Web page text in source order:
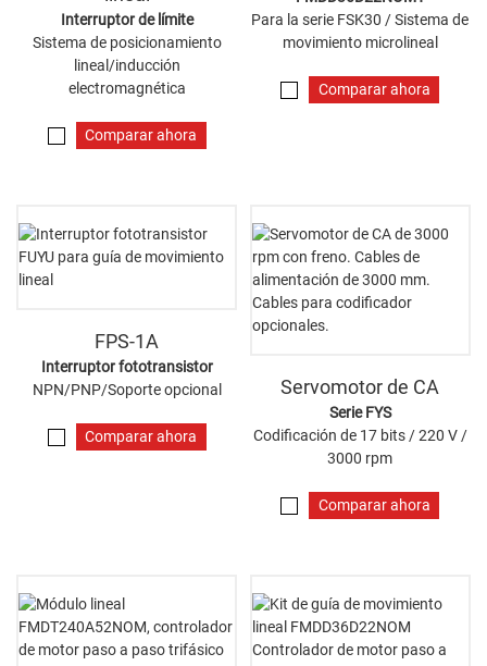
Interruptor de límite
Sistema de posicionamiento
lineal/inducción
electromagnética
Comparar ahora
Para la serie FSK30 / Sistema de
movimiento microlineal
Comparar ahora
FPS-1A
Interruptor fototransistor
NPN/PNP/Soporte opcional
Comparar ahora
Servomotor de CA
Serie FYS
Codificación de 17 bits / 220 V /
3000 rpm
Comparar ahora